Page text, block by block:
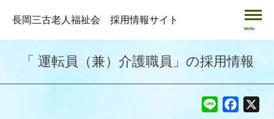
長岡三古老人福祉会 採用情報サイト
MENU
「 運転員（兼）介護職員」の採用情報
Line